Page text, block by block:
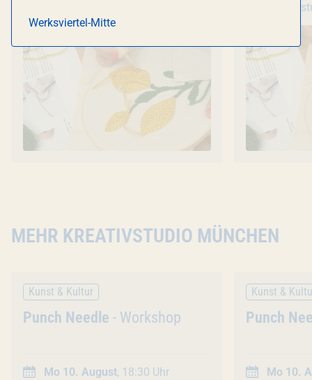
MEHR KREATIVSTUDIO MÜNCHEN
Kunst & Kultur
Veranstaltung
Punch Needle - Workshop
Mo 10. August, 18:30 Uhr
Kunst &
Punch
Mo 10.
Werksviertel-Mitte